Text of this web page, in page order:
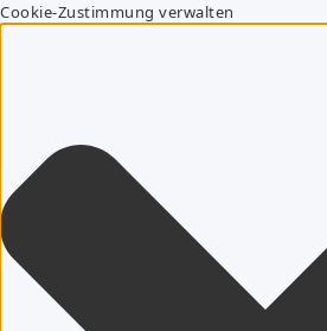
Cookie-Zustimmung verwalten